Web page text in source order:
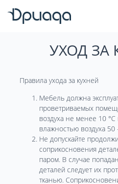
УХОД ЗА
Правила ухода за кухней
Мебель должна
проветриваемых
воздуха не менее 10
влажностью воздуха
Не допускайте
соприкосновения
паром. В случае
деталей следует их
тканью.